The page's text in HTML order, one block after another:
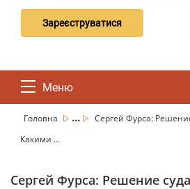
Зареєструватися
Меню
Головна ...
Сергей Фурса:
Какими ...
Сергей Фурса: Решение